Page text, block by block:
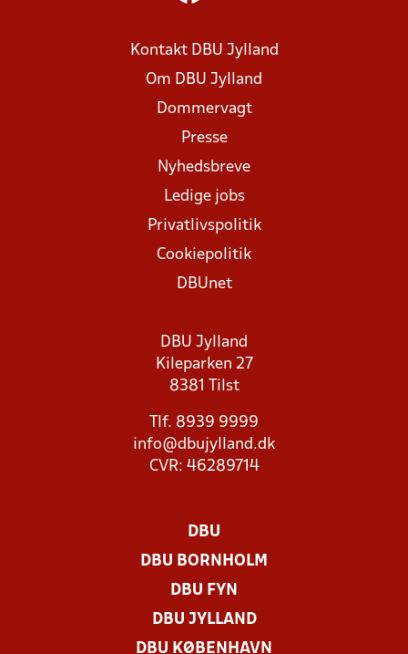
Kontakt DBU Jylland
Om DBU Jylland
Dommervagt
Presse
Nyhedsbreve
Ledige jobs
Privatlivspolitik
Cookiepolitik
DBUnet
DBU Jylland
Kileparken 27
8381 Tilst
Tlf. 8939 9999
info@dbujylland.dk
CVR: 46289714
DBU
DBU BORNHOLM
DBU FYN
DBU JYLLAND
DBU KØBENHAVN